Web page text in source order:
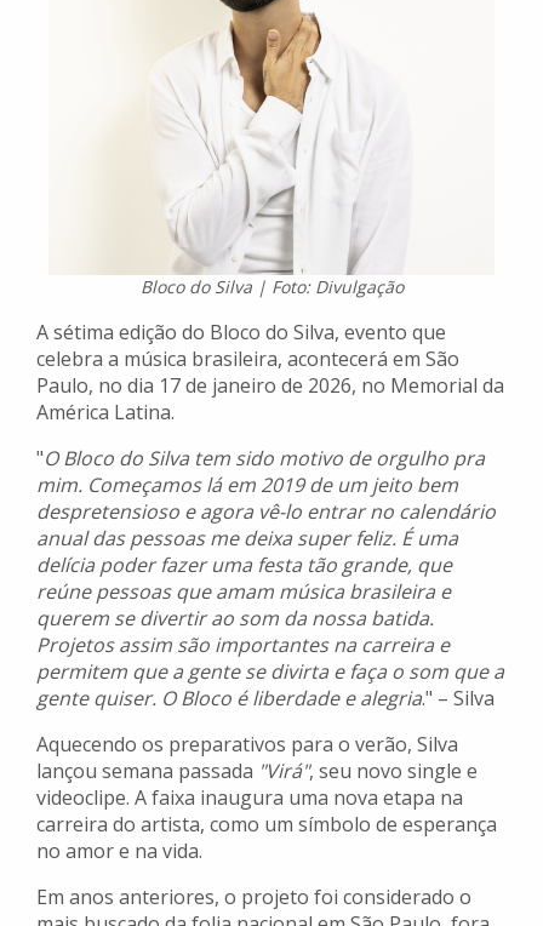
Bloco do Silva | Foto: Divulgação
A sétima edição do Bloco do Silva, evento que
celebra a música brasileira, acontecerá em São
Paulo, no dia 17 de janeiro de 2026, no Memorial da
América Latina.
"O Bloco do Silva tem sido motivo de orgulho pra
mim. Começamos lá em 2019 de um jeito bem
despretensioso e agora vê-lo entrar no calendário
anual das pessoas me deixa super feliz. É uma
delícia poder fazer uma festa tão grande, que
reúne pessoas que amam música brasileira e
querem se divertir ao som da nossa batida.
Projetos assim são importantes na carreira e
permitem que a gente se divirta e faça o som que a
gente quiser. O Bloco é liberdade e alegria." – Silva
Aquecendo os preparativos para o verão, Silva
lançou semana passada "Virá", seu novo single e
videoclipe. A faixa inaugura uma nova etapa na
carreira do artista, como um símbolo de esperança
no amor e na vida.
Em anos anteriores, o projeto foi considerado o